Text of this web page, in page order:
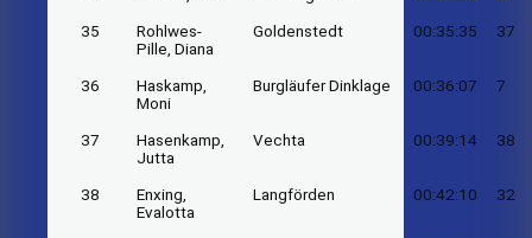
35
Rohlwes-
Pille, Diana
Goldenstedt 00:35:35 37
36
Haskamp,
Moni
Burgläufer Dinklage 00:36:07 7
37
Hasenkamp,
Jutta
Vechta 00:39:14 38
38
Enxing,
Evalotta
Langförden 00:42:10 32